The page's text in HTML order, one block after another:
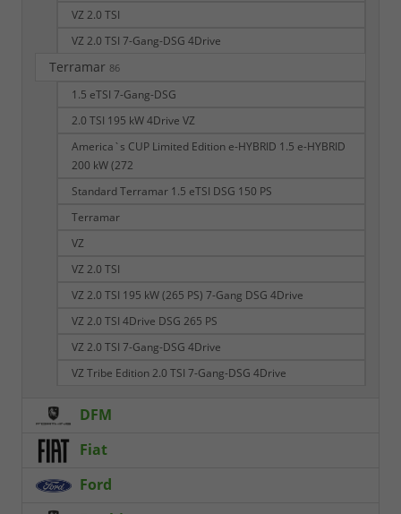
VZ 2.0 TSI
VZ 2.0 TSI 7-Gang-DSG 4Drive
Terramar 86
1.5 eTSI 7-Gang-DSG
2.0 TSI 195 kW 4Drive VZ
America`s CUP Limited Edition e-HYBRID 1.5 e-HYBRID
200 kW (272
Standard Terramar 1.5 eTSI DSG 150 PS
Terramar
VZ
VZ 2.0 TSI
VZ 2.0 TSI 195 kW (265 PS) 7-Gang DSG 4Drive
VZ 2.0 TSI 4Drive DSG 265 PS
VZ 2.0 TSI 7-Gang-DSG 4Drive
VZ Tribe Edition 2.0 TSI 7-Gang-DSG 4Drive
DFM
Fiat
Ford